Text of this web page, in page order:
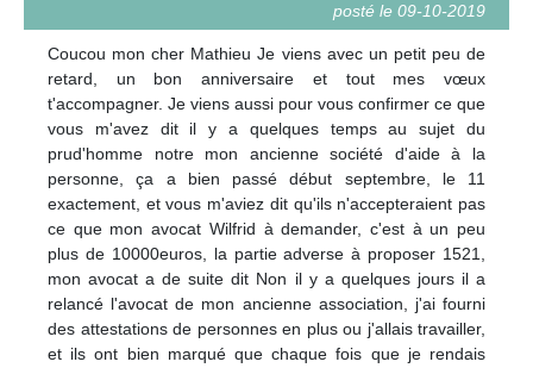
posté le 09-10-2019
Coucou mon cher Mathieu Je viens avec un petit peu de
retard, un bon anniversaire et tout mes vœux
t'accompagner. Je viens aussi pour vous confirmer ce que
vous m'avez dit il y a quelques temps au sujet du
prud'homme notre mon ancienne société d'aide à la
personne, ça a bien passé début septembre, le 11
exactement, et vous m'aviez dit qu'ils n'accepteraient pas
ce que mon avocat Wilfrid à demander, c'est à un peu
plus de 10000euros, la partie adverse à proposer 1521,
mon avocat a de suite dit Non il y a quelques jours il a
relancé l'avocat de mon ancienne association, j'ai fourni
des attestations de personnes en plus ou j'allais travailler,
et ils ont bien marqué que chaque fois que je rendais